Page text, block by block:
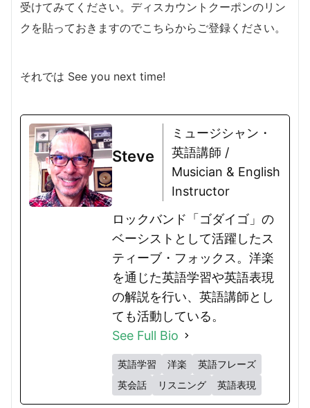
受けてみてください。ディスカウントクーポンのリン
クを貼っておきますのでこちらからご登録ください。
それでは See you next time!
Steve
ミュージシャン・
英語講師 /
Musician & English
Instructor
ロックバンド「ゴダイゴ」の
ベーシストとして活躍したス
ティーブ・フォックス。洋楽
を通じた英語学習や英語表現
の解説を行い、英語講師とし
ても活動している。
See Full Bio
英語学習 洋楽
英語フレーズ
英会話
リスニング 英語表現